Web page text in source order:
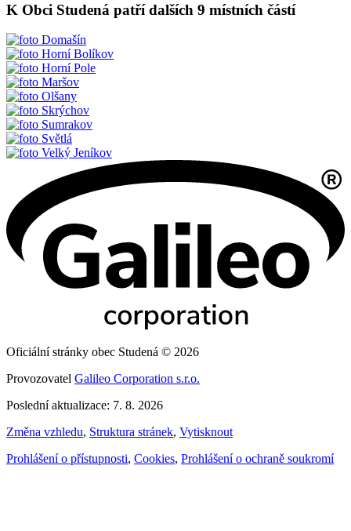
K Obci Studená patří dalších 9 místních částí
Domašín
Horní Bolíkov
Horní Pole
Maršov
Olšany
Skrýchov
Sumrakov
Světlá
Velký Jeníkov
Oficiální stránky obec Studená © 2026
Provozovatel Galileo Corporation s.r.o.
Poslední aktualizace: 7. 8. 2026
Změna vzhledu, Struktura stránek, Vytisknout
Prohlášení o přístupnosti, Cookies, Prohlášení o ochraně soukromí